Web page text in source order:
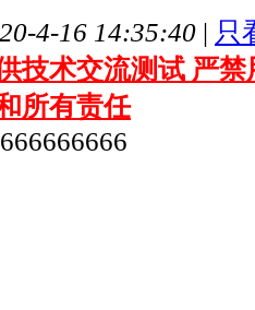
4-16 14:35:40 | 只
技术交流测试 严
所有责任